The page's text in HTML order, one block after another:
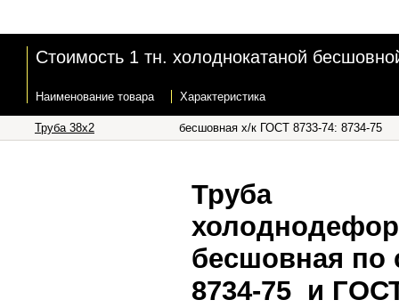
Стоимость 1 тн. холоднокатаной
Наименование товара Характеристика
Труба 38x2 бесшовная х/к ГОСТ 8733-74: 8734-75
Труба
бесшовная по
8734-75 и